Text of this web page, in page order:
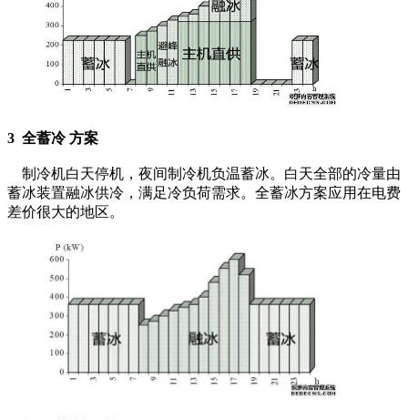
3 全蓄冷 方案
制冷机白天停机，夜间制冷机负温蓄冰。白天全部的冷量由
蓄冰装置融冰供冷，满足冷负荷需求。全蓄冰方案应用在电费
差价很大的地区。